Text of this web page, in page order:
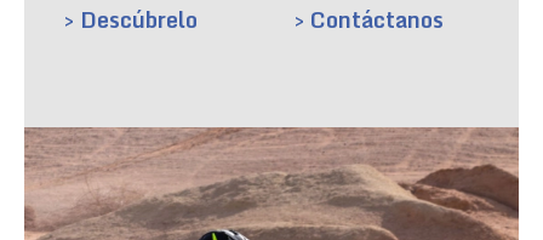
> Descúbrelo > Contáctanos